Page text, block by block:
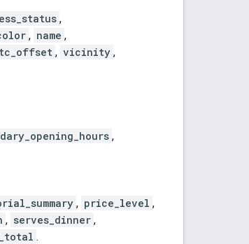
,
, name ,
, vicinity ,
,
, price_level ,
, serves_dinner ,
.